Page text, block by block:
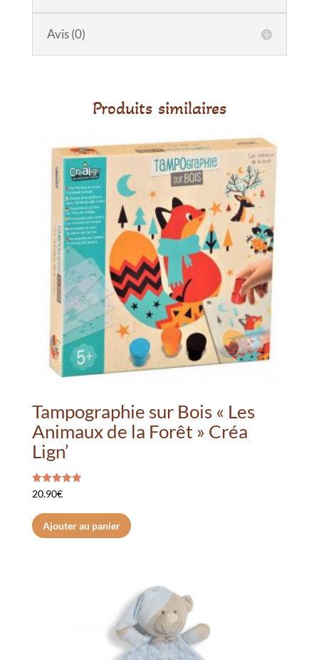
et
animaux
Avis (0)
Produits similaires
Tampographie sur Bois « Les
Animaux de la Forêt » Créa
Lign’
Note
5.00
20.90€
Ajouter au panier